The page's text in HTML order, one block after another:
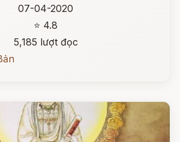
07-04-2020
⭐ 4.8
5,185 lượt đọc